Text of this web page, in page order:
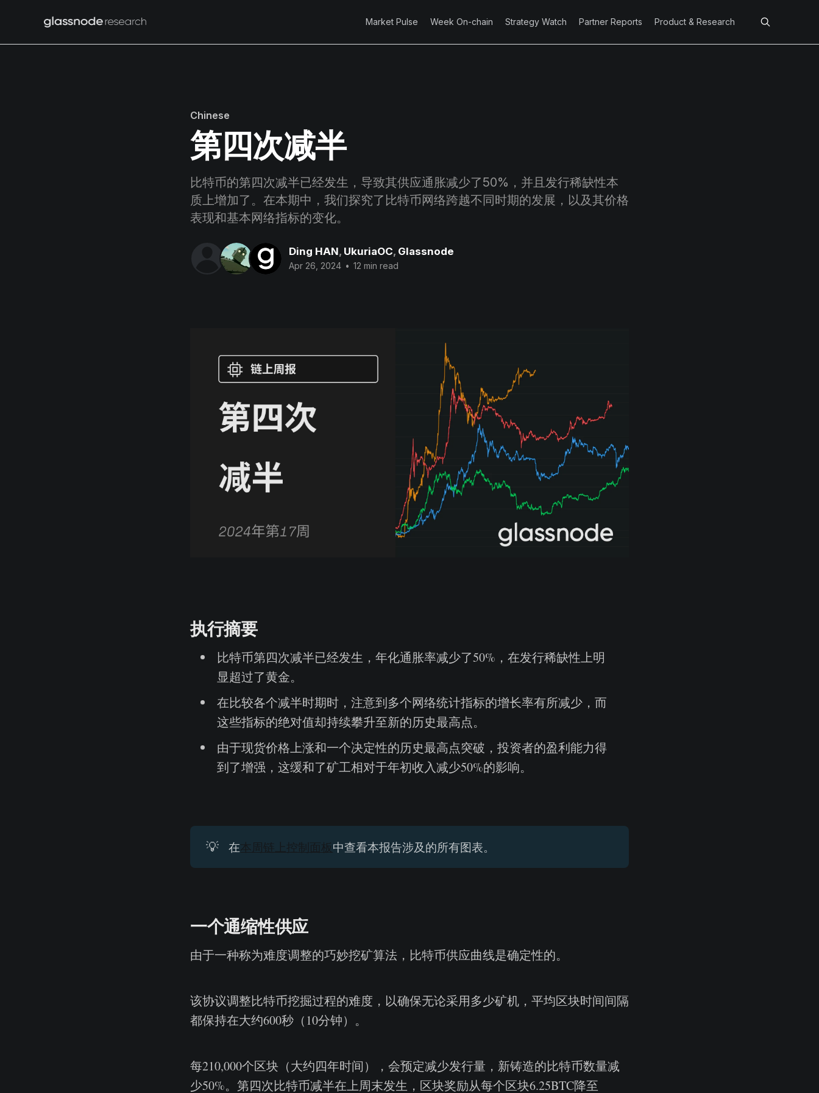
Market Pulse Week On-chain Strategy Watch Partner Reports Product & Research
Chinese
第四次减半
比特币的第四次减半已经发生，导致其供应通胀减少了50%，并且发行稀缺性本
质上增加了。在本期中，我们探究了比特币网络跨越不同时期的发展，以及其价格
表现和基本网络指标的变化。
Ding HAN, UkuriaOC, Glassnode
Apr 26, 2024 • 12 min read
执行摘要
比特币第四次减半已经发生，年化通胀率减少了50%，在发行稀缺性上明
显超过了黄金。
在比较各个减半时期时，注意到多个网络统计指标的增长率有所减少，而
这些指标的绝对值却持续攀升至新的历史最高点。
由于现货价格上涨和一个决定性的历史最高点突破，投资者的盈利能力得
到了增强，这缓和了矿工相对于年初收入减少50%的影响。
💡 在本周链上控制面板中查看本报告涉及的所有图表。
一个通缩性供应
由于一种称为难度调整的巧妙挖矿算法，比特币供应曲线是确定性的。
该协议调整比特币挖掘过程的难度，以确保无论采用多少矿机，平均区块时间间隔
都保持在大约600秒（10分钟）。
每210,000个区块（大约四年时间），会预定减少发行量，新铸造的比特币数量减
少50%。第四次比特币减半在上周末发生，区块奖励从每个区块6.25BTC降至